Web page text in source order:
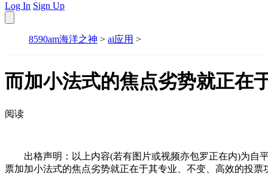
Log In Sign Up
8590am海洋之神 > ai应用 >
而加小法式的焦点劣势就正在
阅读
出格声明：以上内容(若有图片或视频亦包罗正在内)为自平
票加加小法式的焦点劣势就正在于其专业、不变、高效的投